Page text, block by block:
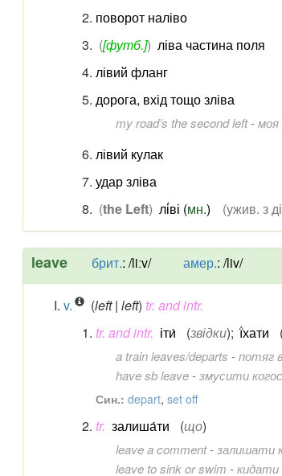
поворот наліво
([футб.]) ліва частина поля
лівий фланг
дорога, вхід тощо зліва
my road’s the second left-моя
лівий кулак
удар зліва
(the Left) лі́ві (мн.) (ужив. з
leave брит.: /liːv/ амер.: /liv/
v. (left | left) tr. and intr.
tr. and intr. іти́ (звідки); ї́хати
a train leaves/departs -потяг
have sb leave-змусити
Син.: depart, set off
tr. залиша́ти (що)
leave a comment-залишати
leave to sink or swim -кидати